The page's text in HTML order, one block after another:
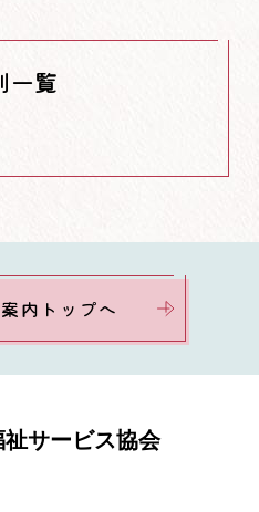
一覧
内トップへ
サービス協会